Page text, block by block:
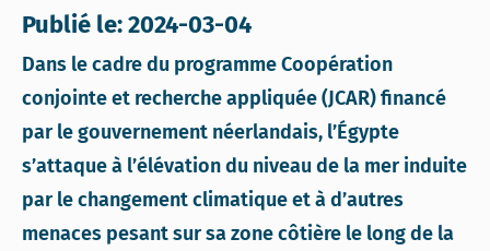
Publié le: 2024-03-04
Dans le cadre du programme Coopération
conjointe et recherche appliquée (JCAR) financé
par le gouvernement néerlandais, l’Égypte
s’attaque à l’élévation du niveau de la mer induite
par le changement climatique et à d’autres
menaces pesant sur sa zone côtière le long de la